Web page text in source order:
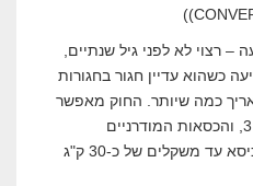
– רצוי לא לפני גיל שנתיים,
כשהוא עדיין חגור בחגורות
כמה שיותר. החוק מאפשר
מעבר לשלב הבא (בוסטר) בגיל 3, והכסאות המודרניים
מאפשרים ישיבה עם חגורות הכיסא עד משקלים של כ-30 ק"ג